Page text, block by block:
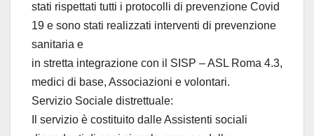
stati rispettati tutti i protocolli di prevenzione Covid
19 e sono stati realizzati interventi di prevenzione
sanitaria e
in stretta integrazione con il SISP – ASL Roma 4.3,
medici di base, Associazioni e volontari.
Servizio Sociale distrettuale:
Il servizio è costituito dalle Assistenti sociali